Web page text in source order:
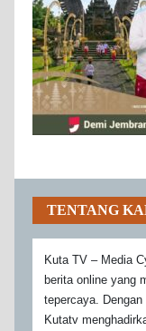
TENTANG
Kuta TV – Media
berita online yang
tepercaya.
Kutatv